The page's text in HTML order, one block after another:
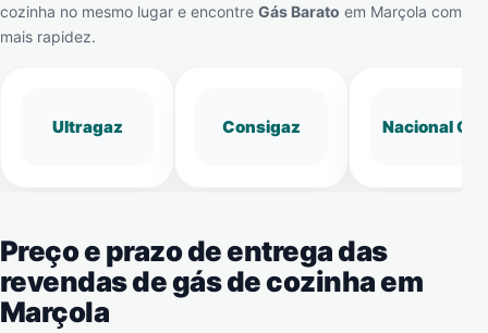
cozinha no mesmo lugar e encontre Gás Barato em Marçola com
mais rapidez.
Ultragaz Consigaz Nacional Gás
Preço e prazo de entrega das
revendas de gás de cozinha em
Marçola